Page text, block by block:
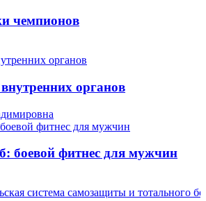
чемпионов
органов
боевой фитнес для мужчин